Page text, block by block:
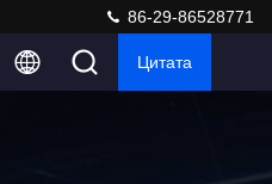
86-29-86528771
Цитата